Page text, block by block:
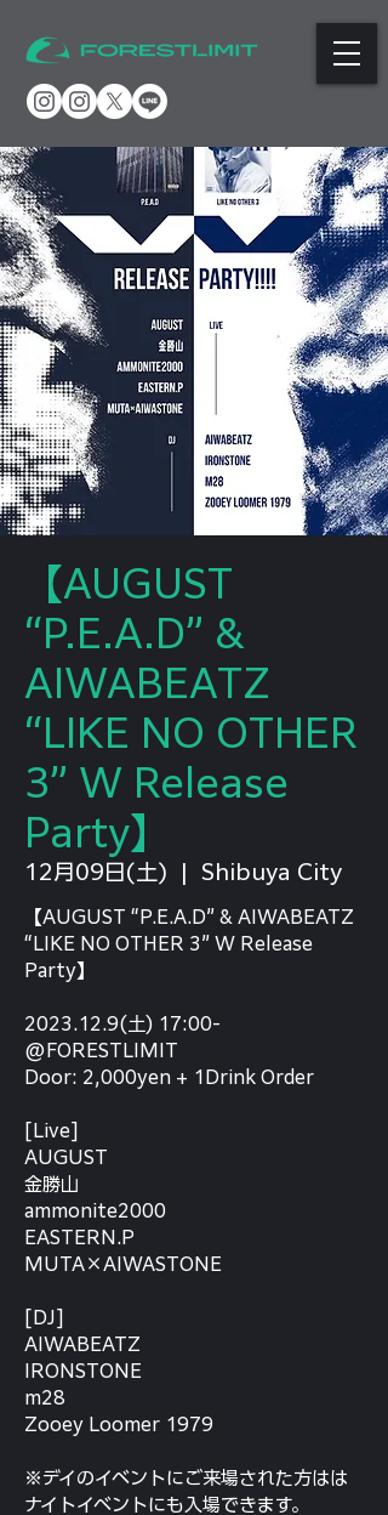
【AUGUST
“P.E.A.D” &
AIWABEATZ
“LIKE NO OTHER
3” W Release
Party】
12月09日(土) Shibuya City
【AUGUST “P.E.A.D” & AIWABEATZ
“LIKE NO OTHER 3” W Release
Party】
2023.12.9(土) 17:00-
@FORESTLIMIT
Door: 2,000yen + 1Drink Order
[Live]
AUGUST
金勝山
ammonite2000
EASTERN.P
MUTA×AIWASTONE
[DJ]
AIWABEATZ
IRONSTONE
m28
Zooey Loomer 1979
※デイのイベントにご来場された方はは
ナイトイベントにも入場できます。